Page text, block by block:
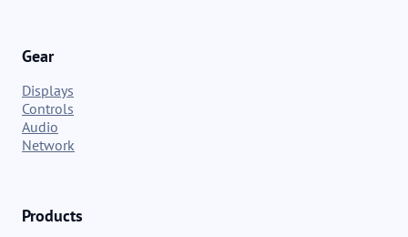
Gear
Displays
Controls
Audio
Network
Products